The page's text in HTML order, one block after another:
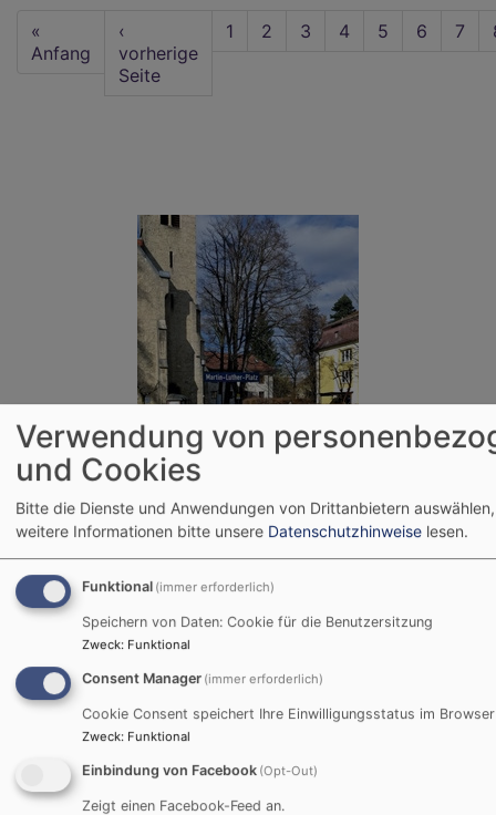
Seitennummerierung
First
page
«
Anfang
Vorherige
Seite
‹
vorherige
Seite
Seite
1 Seite
2 Seite
3 Seite
4
Aktuelle
5 Seite
6 Seite
7
Martin-Luther-Platz 2
Tel. 0861 / 98967 - 14
Fax: 0861 / 98967 - 24
Verwendung von
und Cookies
Bitte die Dienste und Anwendungen von Drittanbietern
weitere Informationen bitte unsere Datenschutzhinweise lesen.
Funktional (immer erforderlich)
Speichern von Daten: Cookie für die Benutzersitzung
Zweck: Funktional
Consent Manager (immer erforderlich)
Cookie Consent speichert Ihre Einwilligungsstatus im Browser
Zweck: Funktional
Einbindung von Facebook (Opt-Out)
Zeigt einen Facebook-Feed an.